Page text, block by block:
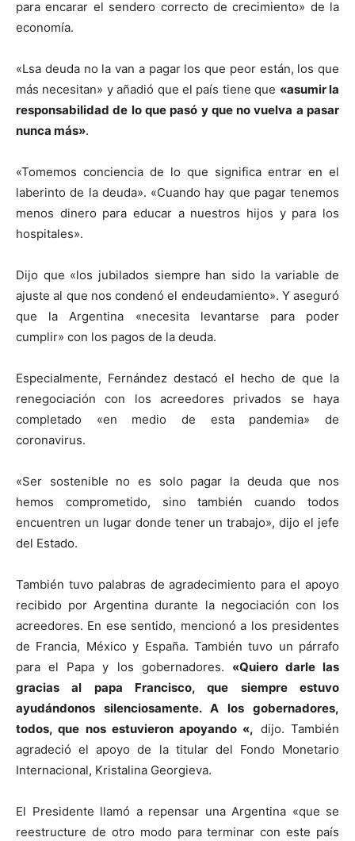
para encarar el sendero correcto de crecimiento» de la
economía.
«Lsa deuda no la van a pagar los que peor están, los que
más necesitan» y añadió que el país tiene que «asumir la
responsabilidad de lo que pasó y que no vuelva a pasar
nunca más».
«Tomemos conciencia de lo que significa entrar en el
laberinto de la deuda». «Cuando hay que pagar tenemos
menos dinero para educar a nuestros hijos y para los
hospitales».
Dijo que «los jubilados siempre han sido la variable de
ajuste al que nos condenó el endeudamiento». Y aseguró
que la Argentina «necesita levantarse para poder
cumplir» con los pagos de la deuda.
Especialmente, Fernández destacó el hecho de que la
renegociación con los acreedores privados se haya
completado «en medio de esta pandemia» de
coronavirus.
«Ser sostenible no es solo pagar la deuda que nos
hemos comprometido, sino también cuando todos
encuentren un lugar donde tener un trabajo», dijo el jefe
del Estado.
También tuvo palabras de agradecimiento para el apoyo
recibido por Argentina durante la negociación con los
acreedores. En ese sentido, mencionó a los presidentes
de Francia, México y España. También tuvo un párrafo
para el Papa y los gobernadores. «Quiero darle las
gracias al papa Francisco, que siempre estuvo
ayudándonos silenciosamente. A los gobernadores,
todos, que nos estuvieron apoyando «, dijo. También
agradeció el apoyo de la titular del Fondo Monetario
Internacional, Kristalina Georgieva.
El Presidente llamó a repensar una Argentina «que se
reestructure de otro modo para terminar con este país